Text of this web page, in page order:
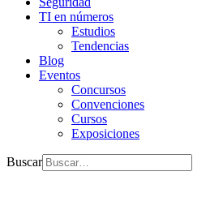
TI en números
Estudios
Tendencias
Blog
Eventos
Concursos
Convenciones
Cursos
Exposiciones
Buscar